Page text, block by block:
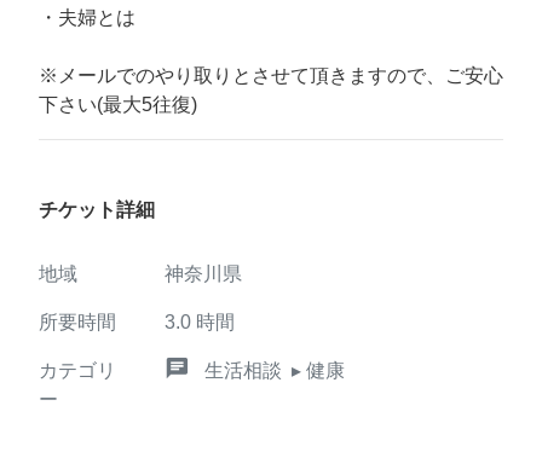
・夫婦とは
※メールでのやり取りとさせて頂きますので、ご安心
下さい(最大5往復)
チケット詳細
地域 神奈川県
所要時間 3.0 時間
カテゴリ
ー
chat 生活相談 ▸ 健康